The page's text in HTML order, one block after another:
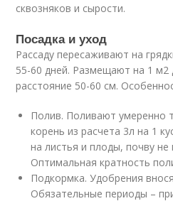
сквозняков и сырости.
Посадка и уход
Рассаду пересаживают на
55-60 дней. Размещают на 1 м2
расстояние 50-60 см.
Полив. Поливают умеренно
корень из расчета 3л на 1
на листья и плоды, почву
Оптимальная кратность
Подкормка. Удобрения
Обязательные периоды –